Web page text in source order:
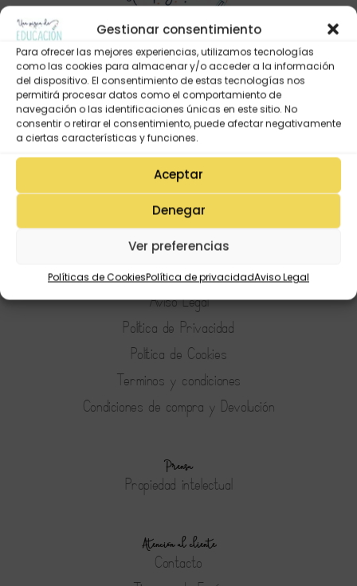
Gestionar consentimiento
Para ofrecer las mejores experiencias, utilizamos tecnologías
como las cookies para almacenar y/o acceder a la información
del dispositivo. El consentimiento de estas tecnologías nos
permitirá procesar datos como el comportamiento de
navegación o las identificaciones únicas en este sitio. No
consentir o retirar el consentimiento, puede afectar negativamente
a ciertas características y funciones.
Aceptar
Denegar
Ver preferencias
Políticas de CookiesPolítica de privacidadAviso Legal
Mi Cuenta
Lista de deseos
Mi Perfil
Descargas
Estado de mi pedido
Preguntas Frecuentes
Tienda
Aviso Legal
Política de Privacidad
Política de Cookies
Terminos y condiciones
Condiciones de compra y Devolución
Prensa
Propiedad intelectual
Atención al cliente
Contacto